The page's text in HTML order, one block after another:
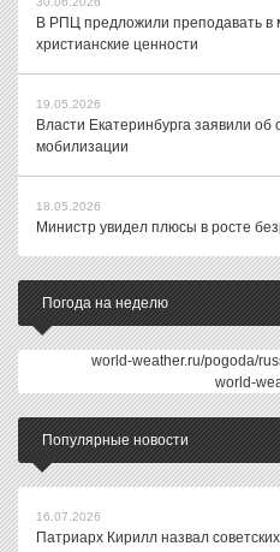
В РПЦ предложили преподавать в
христианские ценности
19.05.2026
Власти Екатеринбурга заявили об
мобилизации
18.05.2026
Министр увидел плюсы в росте
Погода на неделю
world-weather.ru/pogoda/
world-
Популярные новости
16.07.2026
Патриарх Кирилл назвал